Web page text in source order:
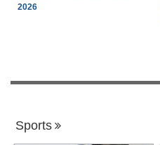
2026
Sports